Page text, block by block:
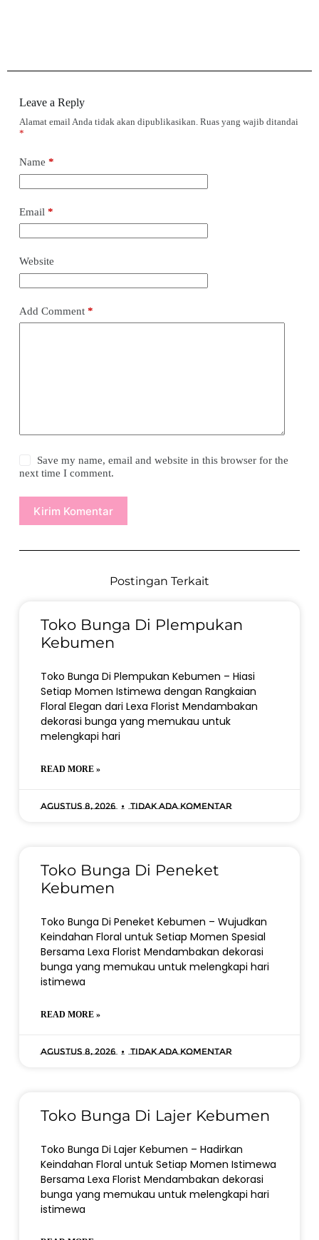
Leave a Reply
Alamat email Anda tidak akan dipublikasikan. Ruas yang wajib ditandai
*
Name *
Email *
Website
Add Comment*
Save my name, email and website in this browser for the
next time I comment.
Kirim Komentar
Postingan Terkait
Toko Bunga Di Plempukan
Kebumen
Toko Bunga Di Plempukan Kebumen – Hiasi
Setiap Momen Istimewa dengan Rangkaian
Floral Elegan dari Lexa Florist Mendambakan
dekorasi bunga yang memukau untuk
melengkapi hari
READ MORE »
Agustus 8, 2026 Tidak ada komentar
Toko Bunga Di Peneket
Kebumen
Toko Bunga Di Peneket Kebumen – Wujudkan
Keindahan Floral untuk Setiap Momen Spesial
Bersama Lexa Florist Mendambakan dekorasi
bunga yang memukau untuk melengkapi hari
istimewa
READ MORE »
Agustus 8, 2026 Tidak ada komentar
Toko Bunga Di Lajer Kebumen
Toko Bunga Di Lajer Kebumen – Hadirkan
Keindahan Floral untuk Setiap Momen Istimewa
Bersama Lexa Florist Mendambakan dekorasi
bunga yang memukau untuk melengkapi hari
istimewa